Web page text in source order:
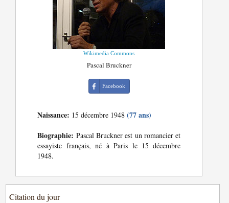
Wikimedia Commons
Pascal Bruckner
Facebook
Naissance: 15 décembre 1948(77 ans)
Biographie: Pascal Bruckner est un romancier et
essayiste français, né à Paris le 15 décembre
1948.
Citation du jour